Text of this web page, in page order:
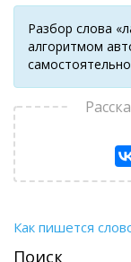
Разбор слова
алгоритмом
Как пишется
Поиск